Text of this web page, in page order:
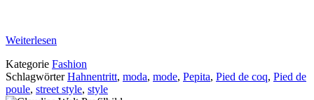
Weiterlesen
Kategorie Fashion
SchlagwörterHahnentritt, moda, mode, Pepita, Pied de coq, Pied de
poule, street style, style